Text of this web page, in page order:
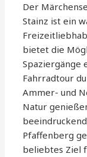
Der
Stainz ist ein
bietet die
Spaziergänge
Fahrradtour
Ammer- und
Natur
Pfaffenberg
beliebtes Ziel